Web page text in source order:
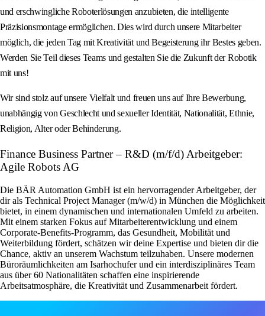
und erschwingliche Roboterlösungen anzubieten, die intelligente
Präzisionsmontage ermöglichen. Dies wird durch unsere Mitarbeiter
möglich, die jeden Tag mit Kreativität und Begeisterung ihr Bestes geben.
Werden Sie Teil dieses Teams und gestalten Sie die Zukunft der Robotik
mit uns!
Wir sind stolz auf unsere Vielfalt und freuen uns auf Ihre Bewerbung,
unabhängig von Geschlecht und sexueller Identität, Nationalität, Ethnie,
Religion, Alter oder Behinderung.
Finance Business Partner – R&D (m/f/d) Arbeitgeber:
Agile Robots AG
Die BÄR Automation GmbH ist ein hervorragender Arbeitgeber, der
dir als Technical Project Manager (m/w/d) in München die Möglichkeit
bietet, in einem dynamischen und internationalen Umfeld zu arbeiten.
Mit einem starken Fokus auf Mitarbeiterentwicklung und einem
Corporate-Benefits-Programm, das Gesundheit, Mobilität und
Weiterbildung fördert, schätzen wir deine Expertise und bieten dir die
Chance, aktiv an unserem Wachstum teilzuhaben. Unsere modernen
Büroräumlichkeiten am Isarhochufer und ein interdisziplinäres Team
aus über 60 Nationalitäten schaffen eine inspirierende
Arbeitsatmosphäre, die Kreativität und Zusammenarbeit fördert.